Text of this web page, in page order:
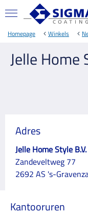
Homepage Winkels
Jelle Home
Adres
Jelle Home Style B.V.
Zandeveltweg 77
2692 AS 's-
Kantooruren